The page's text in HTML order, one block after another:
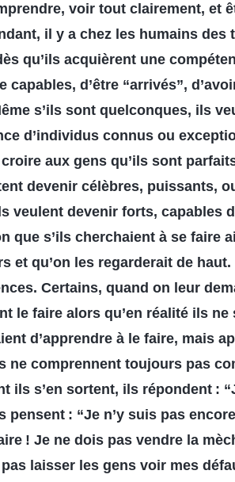
voir tout clairement, et
il y a chez les humains
qu’ils acquièrent une
capables, d’être “arrivés”,
s’ils sont quelconques, ils
d’individus connus ou
aux gens qu’ils sont
devenir célèbres, puissants,
veulent devenir forts, capables
que s’ils cherchaient à se faire
et qu’on les regarderait de
Certains, quand on leur
le faire alors qu’en réalité ils
d’apprendre à le faire, mais
ne comprennent toujours pas
ils s’en sortent, ils répondent :
: “Je n’y suis pas
! Je ne dois pas vendre la
laisser les gens voir mes